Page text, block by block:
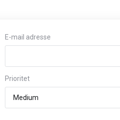
E-mail adresse
Prioritet